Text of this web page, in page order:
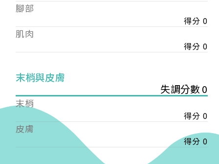
腳部
得分 0
肌肉
得分 0
末梢與皮膚
失調分數 0
末梢
得分 0
皮膚
得分 0
——
【會費】
個人會員:
入會費新臺幣1200元，於會員入會時繳納；常年會
入會費新臺幣3000元，於會員入會時繳納；常年會
戶名: 社團法人台灣自律神經健康培訓暨發展協會
帳號: 003-03-501566-2
銀行: (013) 國泰世華 南京東路分行